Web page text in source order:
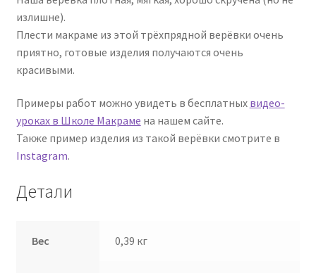
излишне).
Плести макраме из этой трёхпрядной верёвки очень
приятно, готовые изделия получаются очень
красивыми.
Примеры работ можно увидеть в бесплатных видео-
уроках в Школе Макраме на нашем сайте.
Также пример изделия из такой верёвки смотрите в
Instagram.
Детали
Вес 0,39 кг